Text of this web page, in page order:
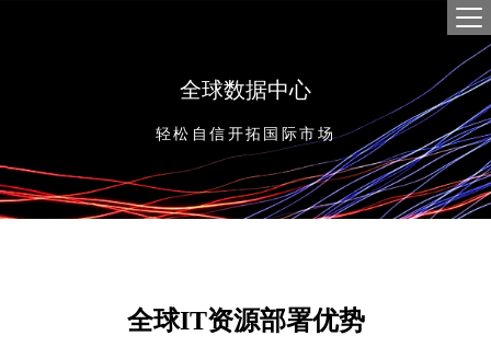
产
独立
云
全球
云
解
网
合
经
关
企
全球数据中心
轻松自信开拓国际市场
全球IT资源部署优势